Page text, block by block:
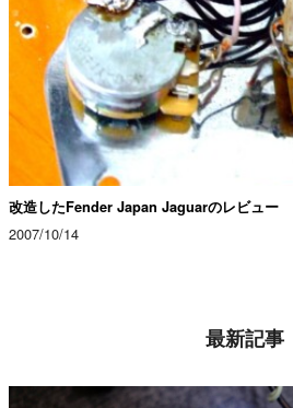
改造したFender Japan Jaguarのレビュー
2007/10/14
最新記事